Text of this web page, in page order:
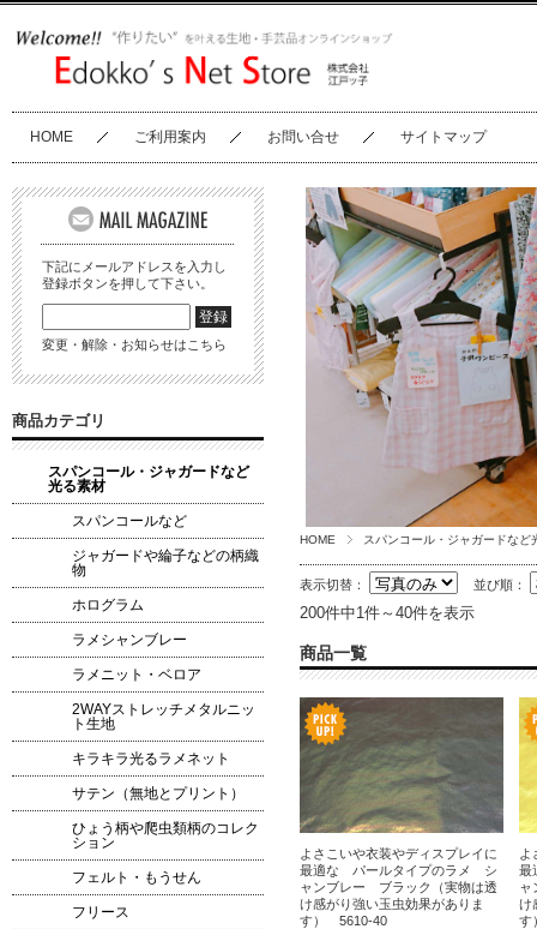
HOME ご利用案内 お問い合せ サイトマップ
HOME スパンコール・ジャガードなど
表示切替： 並び順：
200件中1件～40件を表示
商品一覧
よさこいや衣装やディスプレイに
最適な パールタイプのラメ シ
ャンブレー ブラック（実物は透
け感がり強い玉虫効果がありま
す） 5610-40
よ
最
ャ
け
す
下記にメールアドレスを入力し
登録ボタンを押して下さい。
変更・解除・お知らせはこちら
商品カテゴリ
スパンコール・ジャガードなど
光る素材
スパンコールなど
ジャガードや綸子などの柄織
物
ホログラム
ラメシャンブレー
ラメニット・ベロア
2WAYストレッチメタルニッ
ト生地
キラキラ光るラメネット
サテン（無地とプリント）
ひょう柄や爬虫類柄のコレク
ション
フェルト・もうせん
フリース